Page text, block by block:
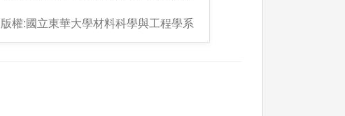
版權:國立東華大學材料科學與工程學系